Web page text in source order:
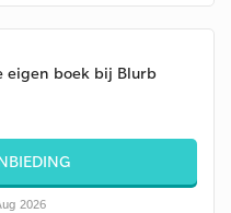
eigen boek bij Blurb
2026